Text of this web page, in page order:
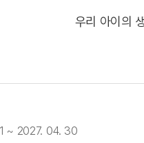
우리 아이의
~ 2027. 04. 30